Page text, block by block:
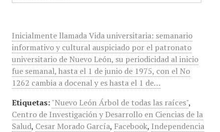
Inicialmente llamada Vida universitaria: semanario
informativo y cultural auspiciado por el patronato
universitario de Nuevo León, su periodicidad al inicio
fue semanal, hasta el 1 de junio de 1975, con el No
1262 cambia a docenal y es hasta el 1 de…
Etiquetas: "Nuevo León Árbol de todas las raíces",
Centro de Investigación y Desarrollo en Ciencias de la
Salud, Cesar Morado García, Facebook, Independencia